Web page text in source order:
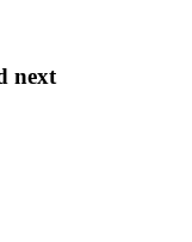
next